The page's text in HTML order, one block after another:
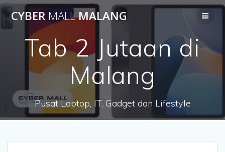
Skip
to
CYBER MALLMALANG
Tab 2 Jutaan di
Malang
Pusat Laptop, IT, Gadget dan Lifestyle